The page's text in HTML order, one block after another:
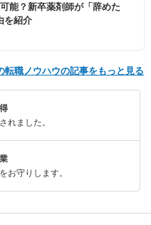
能？新卒薬剤師が「辞めた
を紹介
転職ノウハウの記事をもっと見る
れました。
お守りします。